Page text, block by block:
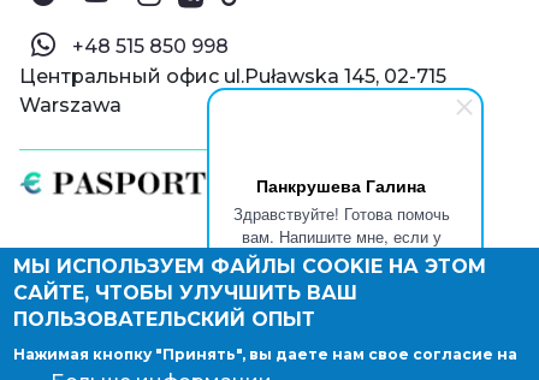
Панкрушева Галина
Здравствуйте! Готова помочь
вам. Напишите мне, если у
вас появятся вопросы.
© Паспорт Онлайн 2019—2026
Политика конфиденциальности
Оферта и конфиденциальность:РФ
Правовые документы
‪+48 515 850 998‬
Центральный офис ul.Puławska 145, 02-715
Warszawa
МЫ ИСПОЛЬЗУЕМ ФАЙЛЫ COOKIE НА ЭТОМ
САЙТЕ, ЧТОБЫ УЛУЧШИТЬ ВАШ
ПОЛЬЗОВАТЕЛЬСКИЙ ОПЫТ
Нажимая кнопку "Принять", вы даете нам свое согласие на